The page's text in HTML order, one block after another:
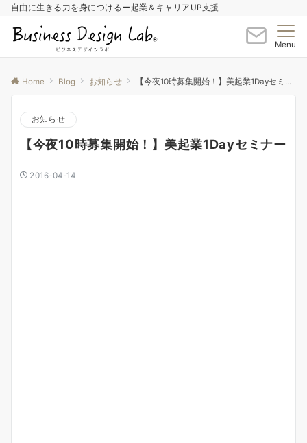
自由に生きる力を身につけるー起業＆キャリアUP支援
Menu
Home Blog お知らせ 【今夜10時募集開始！】美起業1Dayセミナー
お知らせ
【今夜10時募集開始！】美起業1Dayセミナー
2016-04-14